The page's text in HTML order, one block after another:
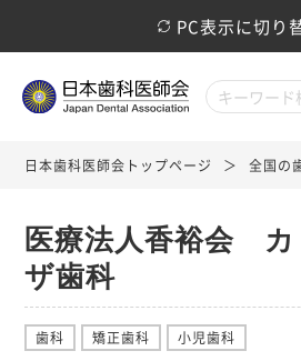
PC表示に切り
日本歯科医師会トップページ 全国の
医療法人香裕会 カ
ザ歯科
歯科 矯正歯科 小児歯科